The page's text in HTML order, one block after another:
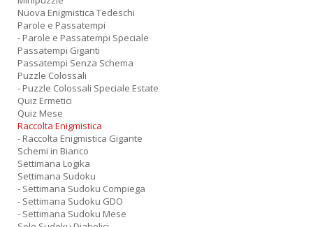
Nuova Enigmistica Tedeschi
Parole e Passatempi
- Parole e Passatempi Speciale
Passatempi Giganti
Passatempi Senza Schema
Puzzle Colossali
- Puzzle Colossali Speciale Estate
Quiz Ermetici
Quiz Mese
Raccolta Enigmistica
- Raccolta Enigmistica Gigante
Schemi in Bianco
Settimana Logika
Settimana Sudoku
- Settimana Sudoku Compiega
- Settimana Sudoku GDO
- Settimana Sudoku Mese